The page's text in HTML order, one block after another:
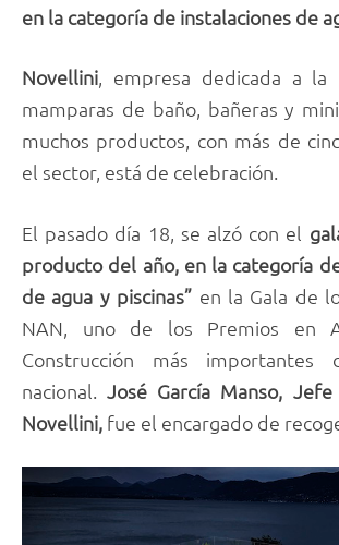
en la categoría de instalaciones de
Novellini, empresa dedicada a la
mamparas de baño, bañeras y
muchos productos, con más de
el sector, está de celebración.
El pasado día 18, se alzó con el
producto del año, en la categoría
de agua y piscinas” en la Gala de
NAN, uno de los Premios en
Construcción más importantes
nacional.José García Manso,
Novellini, fue el encargado de